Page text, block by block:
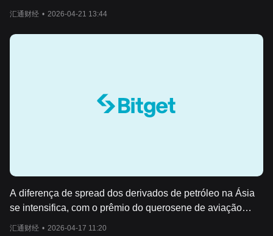
combustível com alto teor de enxofre afunda ainda mais
汇通财经 • 2026-04-21 13:44
A diferença de spread dos derivados de petróleo na Ásia
se intensifica, com o prêmio do querosene de aviação
disparando enquanto o spread do diesel atinge o nível
汇通财经 • 2026-04-17 11:20